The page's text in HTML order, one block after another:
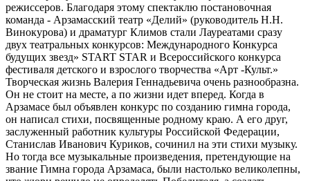
режиссеров. Благодаря этому спектаклю постановочная
команда - Арзамасский театр «Делий» (руководитель Н.Н.
Винокурова) и драматург Климов стали Лауреатами сразу
двух театральных конкурсов: Международного Конкурса
будущих звезд» START STAR и Всероссийского конкурса
фестиваля детского и взрослого творчества «Арт -Культ.»
Творческая жизнь Валерия Геннадьевича очень разнообразна.
Он не стоит на месте, а по жизни идет вперед. Когда в
Арзамасе был объявлен конкурс по созданию гимна города,
он написал стихи, посвященные родному краю. А его друг,
заслуженный работник культуры Российской Федерации,
Станислав Иванович Куриков, сочинил на эти стихи музыку.
Но тогда все музыкальные произведения, претендующие на
звание Гимна города Арзамаса, были настолько великолепны,